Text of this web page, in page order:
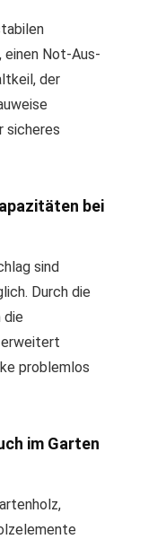
einen Not-Aus-
der
sicheres
bei
sind
Durch die
die
problemlos
im Garten